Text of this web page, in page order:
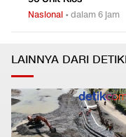
Nasional •dalam 6 jam
LAINNYA DARI